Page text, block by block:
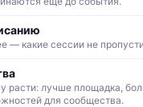
— какие сессии не
расти: лучше площадка,
для сообщества.